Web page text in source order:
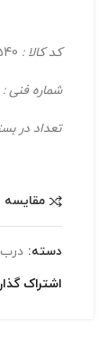
کد کالا :
شماره فنی :
تعداد در
مقایسه
دسته:
اشتراک